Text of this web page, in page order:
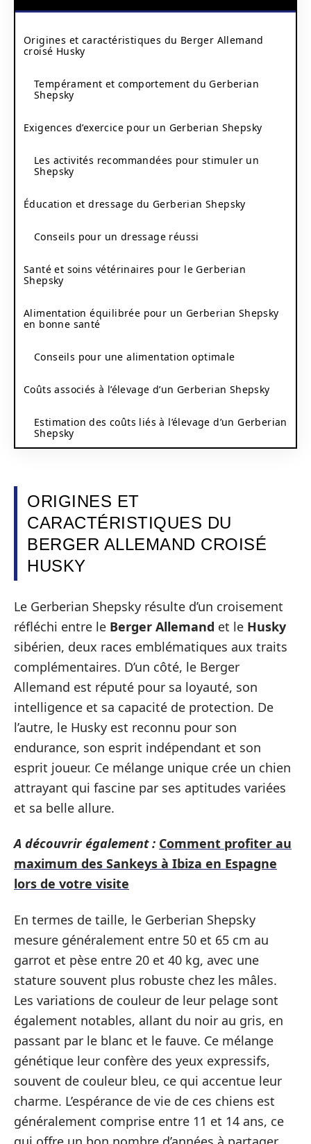
Origines et caractéristiques du Berger Allemand
croisé Husky
Tempérament et comportement du Gerberian
Shepsky
Exigences d’exercice pour un Gerberian Shepsky
Les activités recommandées pour stimuler un
Shepsky
Éducation et dressage du Gerberian Shepsky
Conseils pour un dressage réussi
Santé et soins vétérinaires pour le Gerberian
Shepsky
Alimentation équilibrée pour un Gerberian Shepsky
en bonne santé
Conseils pour une alimentation optimale
Coûts associés à l’élevage d’un Gerberian Shepsky
Estimation des coûts liés à l’élevage d’un Gerberian
Shepsky
ORIGINES ET
CARACTÉRISTIQUES DU
BERGER ALLEMAND CROISÉ
HUSKY
Le Gerberian Shepsky résulte d’un croisement
réfléchi entre le Berger Allemand et le Husky
sibérien, deux races emblématiques aux traits
complémentaires. D’un côté, le Berger
Allemand est réputé pour sa loyauté, son
intelligence et sa capacité de protection. De
l’autre, le Husky est reconnu pour son
endurance, son esprit indépendant et son
esprit joueur. Ce mélange unique crée un chien
attrayant qui fascine par ses aptitudes variées
et sa belle allure.
A découvrir également : Comment profiter au
maximum des Sankeys à Ibiza en Espagne
lors de votre visite
En termes de taille, le Gerberian Shepsky
mesure généralement entre 50 et 65 cm au
garrot et pèse entre 20 et 40 kg, avec une
stature souvent plus robuste chez les mâles.
Les variations de couleur de leur pelage sont
également notables, allant du noir au gris, en
passant par le blanc et le fauve. Ce mélange
génétique leur confère des yeux expressifs,
souvent de couleur bleu, ce qui accentue leur
charme. L’espérance de vie de ces chiens est
généralement comprise entre 11 et 14 ans, ce